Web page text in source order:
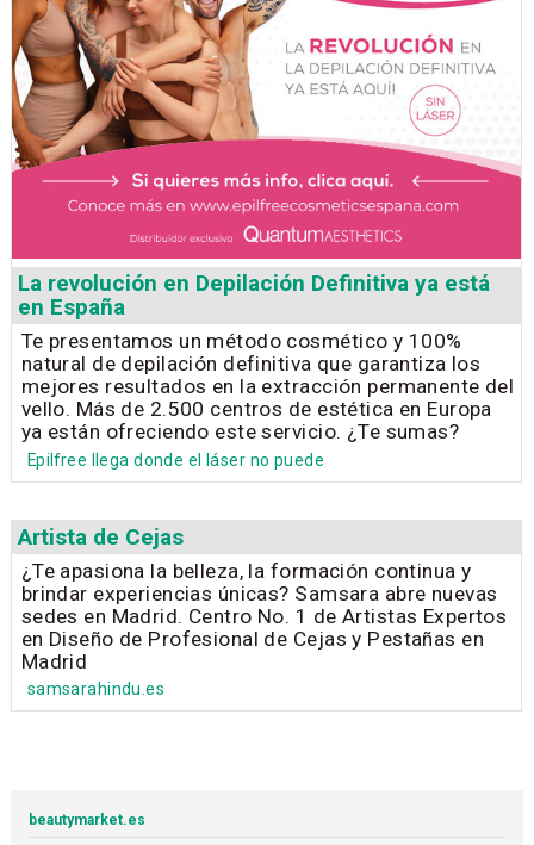
La revolución en Depilación Definitiva ya está
en España
Te presentamos un método cosmético y 100%
natural de depilación definitiva que garantiza los
mejores resultados en la extracción permanente del
vello. Más de 2.500 centros de estética en Europa
ya están ofreciendo este servicio. ¿Te sumas?
Epilfree llega donde el láser no puede
Artista de Cejas
¿Te apasiona la belleza, la formación continua y
brindar experiencias únicas? Samsara abre nuevas
sedes en Madrid. Centro No. 1 de Artistas Expertos
en Diseño de Profesional de Cejas y Pestañas en
Madrid
samsarahindu.es
beautymarket.es